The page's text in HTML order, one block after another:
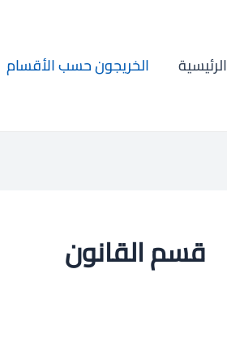
الرئيسية الخريجون حسب الأقسام
قسم القانون